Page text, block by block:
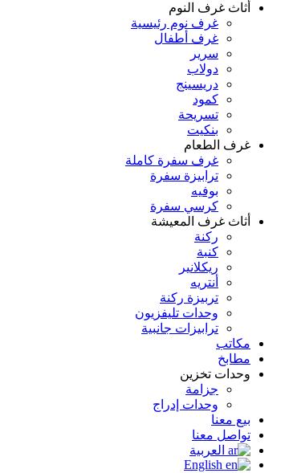
أثاث غرف النوم
غرف نوم رئيسية
غرف أطفال
سرير
دولاب
دريسينج
كمود
تسريحة
بنكيت
غرف الطعام
غرف سفرة كاملة
ترابيزة سفرة
بوفيه
كرسي سفرة
أثاث غرف المعيشة
ركنة
كنبة
ريكلانير
أنتريه
تربيزة ركنة
وحدات تليفزيون
ترابيزات جانبية
مكاتب
مطابخ
وحدات تخزين
جزامة
وحدات إدراج
بيع معنا
تواصل معنا
العربية
English